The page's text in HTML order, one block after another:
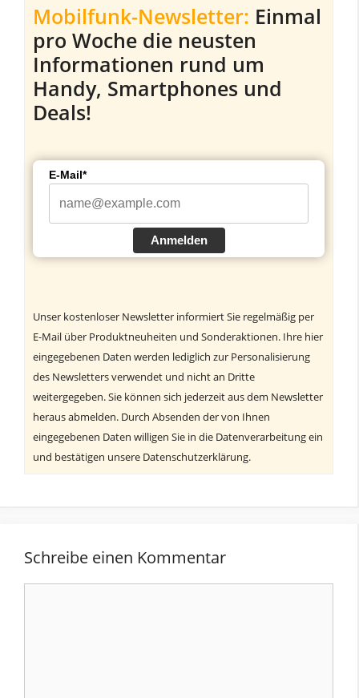
Mobilfunk-Newsletter: Einmal
pro Woche die neusten
Informationen rund um
Handy, Smartphones und
Deals!
E-Mail*
Anmelden
Unser kostenloser Newsletter informiert Sie regelmäßig per
E-Mail über Produktneuheiten und Sonderaktionen. Ihre hier
eingegebenen Daten werden lediglich zur Personalisierung
des Newsletters verwendet und nicht an Dritte
weitergegeben. Sie können sich jederzeit aus dem Newsletter
heraus abmelden. Durch Absenden der von Ihnen
eingegebenen Daten willigen Sie in die Datenverarbeitung ein
und bestätigen unsere Datenschutzerklärung.
Schreibe einen Kommentar